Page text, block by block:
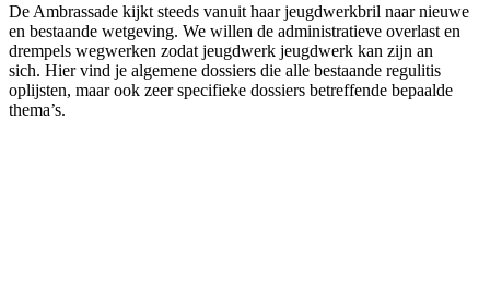
De Ambrassade kijkt steeds vanuit haar jeugdwerkbril naar nieuwe
en bestaande wetgeving. We willen de administratieve overlast en
drempels wegwerken zodat jeugdwerk jeugdwerk kan zijn an
sich. Hier vind je algemene dossiers die alle bestaande regulitis
oplijsten, maar ook zeer specifieke dossiers betreffende bepaalde
thema’s.